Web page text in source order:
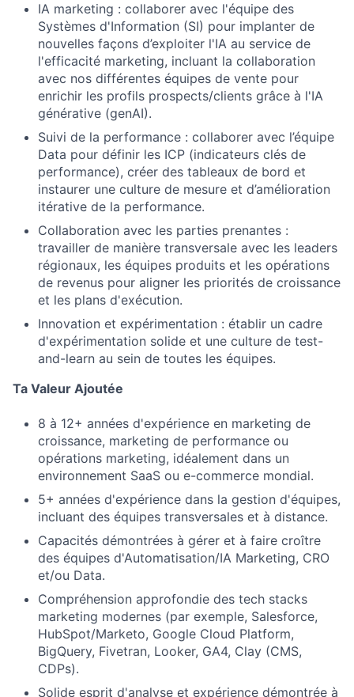
IA marketing : collaborer avec l'équipe des
Systèmes d'Information (SI) pour implanter de
nouvelles façons d’exploiter l'IA au service de
l'efficacité marketing, incluant la collaboration
avec nos différentes équipes de vente pour
enrichir les profils prospects/clients grâce à l'IA
générative (genAI).
Suivi de la performance : collaborer avec l’équipe
Data pour définir les ICP (indicateurs clés de
performance), créer des tableaux de bord et
instaurer une culture de mesure et d’amélioration
itérative de la performance.
Collaboration avec les parties prenantes :
travailler de manière transversale avec les leaders
régionaux, les équipes produits et les opérations
de revenus pour aligner les priorités de croissance
et les plans d'exécution.
Innovation et expérimentation : établir un cadre
d'expérimentation solide et une culture de test-
and-learn au sein de toutes les équipes.
Ta Valeur Ajoutée
8 à 12+ années d'expérience en marketing de
croissance, marketing de performance ou
opérations marketing, idéalement dans un
environnement SaaS ou e-commerce mondial.
5+ années d'expérience dans la gestion d'équipes,
incluant des équipes transversales et à distance.
Capacités démontrées à gérer et à faire croître
des équipes d'Automatisation/IA Marketing, CRO
et/ou Data.
Compréhension approfondie des tech stacks
marketing modernes (par exemple, Salesforce,
HubSpot/Marketo, Google Cloud Platform,
BigQuery, Fivetran, Looker, GA4, Clay (CMS,
CDPs).
Solide esprit d'analyse et expérience démontrée à